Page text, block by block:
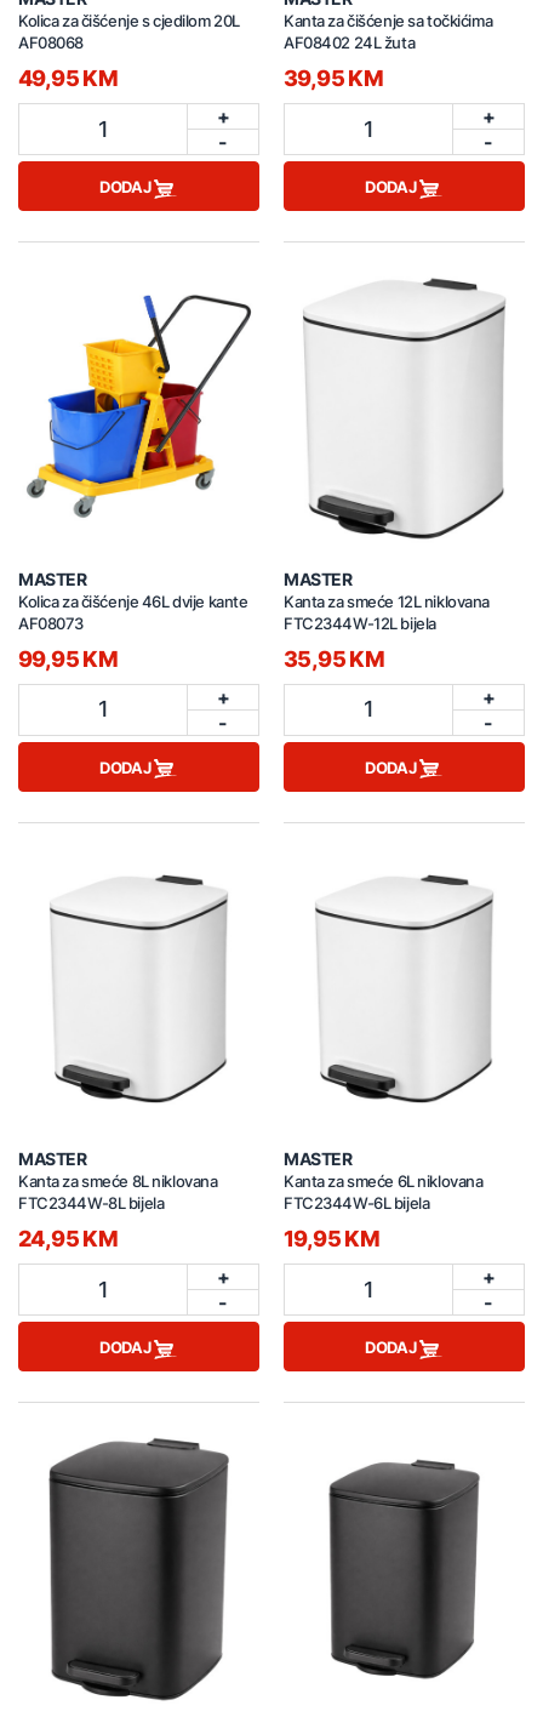
Kolica za čišćenje s cjedilom 20L
AF08068
49,95 KM
1
+
-
DODAJ
Kanta za čišćenje sa točkićima
AF08402 24L žuta
39,95 KM
1
+
-
DODAJ
MASTER
Kolica za čišćenje 46L dvije kante
AF08073
99,95 KM
1
+
-
DODAJ
MASTER
Kanta za smeće 12L niklovana
FTC2344W-12L bijela
35,95 KM
1
+
-
DODAJ
MASTER
Kanta za smeće 8L niklovana
FTC2344W-8L bijela
24,95 KM
1
+
-
DODAJ
MASTER
Kanta za smeće 6L niklovana
FTC2344W-6L bijela
19,95 KM
1
+
-
DODAJ